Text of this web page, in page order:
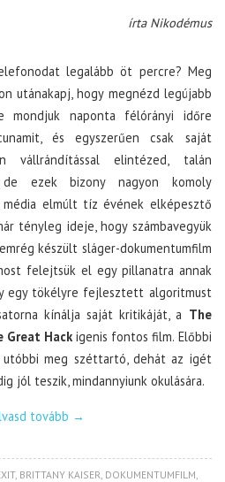
írta Nikodémus
legalább öt percre? Meg
utánakapj, hogy megnézd legújabb
mondjuk naponta félórányi időre
és egyszerűen csak saját
vállrándítással elintézed, talán
de ezek bizony nagyon komoly
média elmúlt tíz évének elképesztő
tényleg ideje, hogy számbavegyük
készült sláger-dokumentumfilm
felejtsük el egy pillanatra annak
egy tökélyre fejlesztett algoritmust
kínálja saját kritikáját, a The
Great Hack igenis fontos film. Előbbi
utóbbi meg széttartó, dehát az igét
jól teszik, mindannyiunk okulására.
tovább →
, BRITTANY KAISER, DOKUMENTUMFILM,